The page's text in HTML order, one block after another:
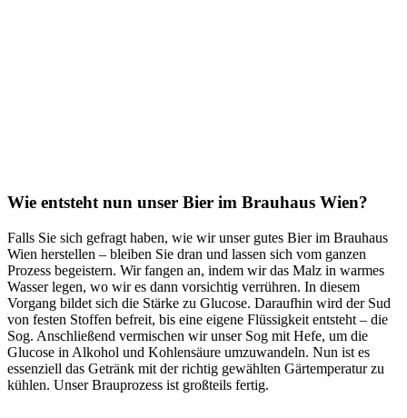
Wie entsteht nun unser Bier im Brauhaus Wien?
Falls Sie sich gefragt haben, wie wir unser gutes Bier im Brauhaus
Wien herstellen – bleiben Sie dran und lassen sich vom ganzen
Prozess begeistern. Wir fangen an, indem wir das Malz in warmes
Wasser legen, wo wir es dann vorsichtig verrühren. In diesem
Vorgang bildet sich die Stärke zu Glucose. Daraufhin wird der Sud
von festen Stoffen befreit, bis eine eigene Flüssigkeit entsteht – die
Sog. Anschließend vermischen wir unser Sog mit Hefe, um die
Glucose in Alkohol und Kohlensäure umzuwandeln. Nun ist es
essenziell das Getränk mit der richtig gewählten Gärtemperatur zu
kühlen. Unser Brauprozess ist großteils fertig.